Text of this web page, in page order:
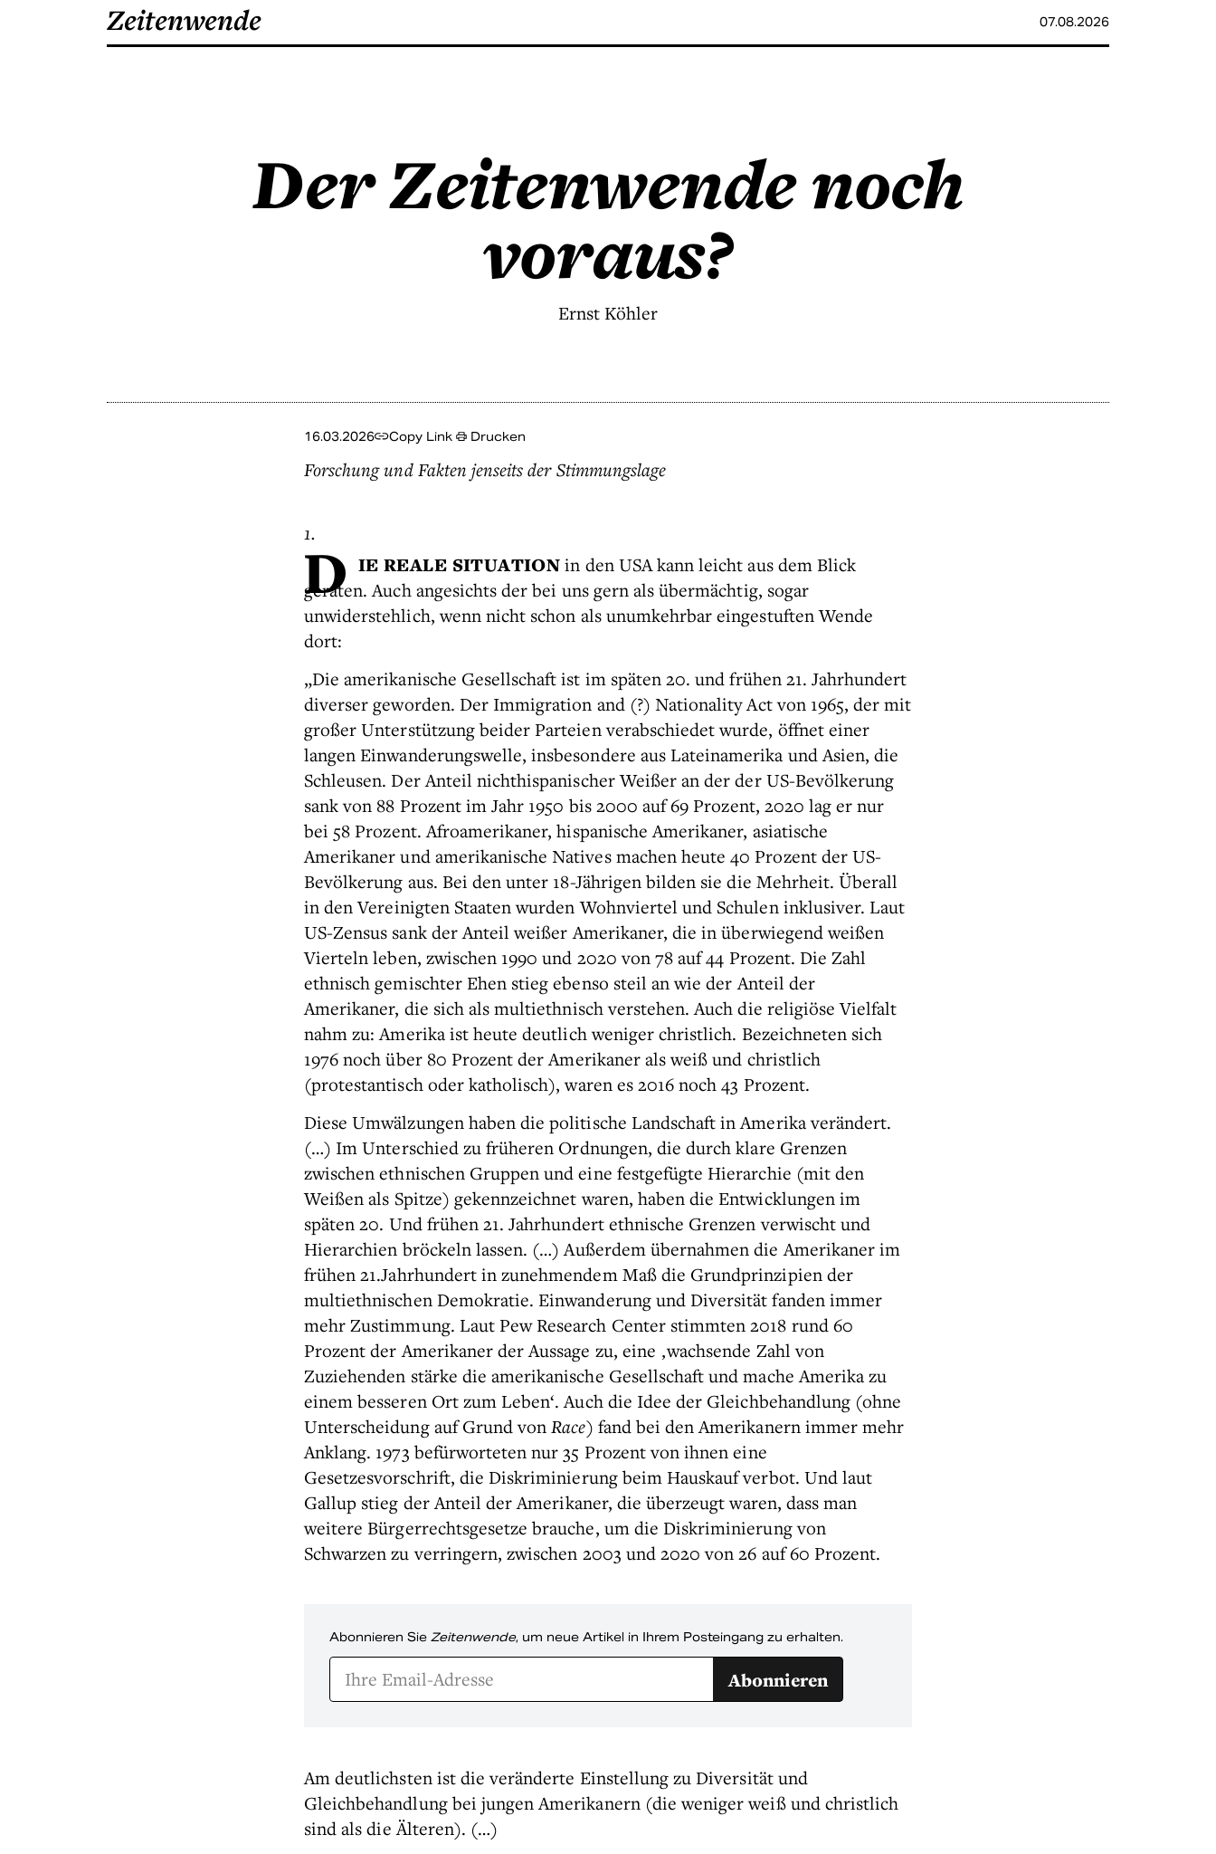
Zeitenwende 07.08.2026
Der Zeitenwende noch
voraus?
Ernst Köhler
16.03.2026 Copy Link Drucken
Forschung und Fakten jenseits der Stimmungslage
1.
D IE REALE SITUATIONin den USA kann leicht aus dem Blick
geraten. Auch angesichts der bei uns gern als übermächtig, sogar
unwiderstehlich, wenn nicht schon als unumkehrbar eingestuften Wende
dort:
„Die amerikanische Gesellschaft ist im späten 20. und frühen 21. Jahrhundert
diverser geworden. Der Immigration and (?) Nationality Act von 1965, der mit
großer Unterstützung beider Parteien verabschiedet wurde, öffnet einer
langen Einwanderungswelle, insbesondere aus Lateinamerika und Asien, die
Schleusen. Der Anteil nichthispanischer Weißer an der der US-Bevölkerung
sank von 88 Prozent im Jahr 1950 bis 2000 auf 69 Prozent, 2020 lag er nur
bei 58 Prozent. Afroamerikaner, hispanische Amerikaner, asiatische
Amerikaner und amerikanische Natives machen heute 40 Prozent der US-
Bevölkerung aus. Bei den unter 18-Jährigen bilden sie die Mehrheit. Überall
in den Vereinigten Staaten wurden Wohnviertel und Schulen inklusiver. Laut
US-Zensus sank der Anteil weißer Amerikaner, die in überwiegend weißen
Vierteln leben, zwischen 1990 und 2020 von 78 auf 44 Prozent. Die Zahl
ethnisch gemischter Ehen stieg ebenso steil an wie der Anteil der
Amerikaner, die sich als multiethnisch verstehen. Auch die religiöse Vielfalt
nahm zu: Amerika ist heute deutlich weniger christlich. Bezeichneten sich
1976 noch über 80 Prozent der Amerikaner als weiß und christlich
(protestantisch oder katholisch), waren es 2016 noch 43 Prozent.
Diese Umwälzungen haben die politische Landschaft in Amerika verändert.
(…) Im Unterschied zu früheren Ordnungen, die durch klare Grenzen
zwischen ethnischen Gruppen und eine festgefügte Hierarchie (mit den
Weißen als Spitze) gekennzeichnet waren, haben die Entwicklungen im
späten 20. Und frühen 21. Jahrhundert ethnische Grenzen verwischt und
Hierarchien bröckeln lassen. (…) Außerdem übernahmen die Amerikaner im
frühen 21.Jahrhundert in zunehmendem Maß die Grundprinzipien der
multiethnischen Demokratie. Einwanderung und Diversität fanden immer
mehr Zustimmung. Laut Pew Research Center stimmten 2018 rund 60
Prozent der Amerikaner der Aussage zu, eine ‚wachsende Zahl von
Zuziehenden stärke die amerikanische Gesellschaft und mache Amerika zu
einem besseren Ort zum Leben‘. Auch die Idee der Gleichbehandlung (ohne
Unterscheidung auf Grund vonRace) fand bei den Amerikanern immer mehr
Anklang. 1973 befürworteten nur 35 Prozent von ihnen eine
Gesetzesvorschrift, die Diskriminierung beim Hauskauf verbot. Und laut
Gallup stieg der Anteil der Amerikaner, die überzeugt waren, dass man
weitere Bürgerrechtsgesetze brauche, um die Diskriminierung von
Schwarzen zu verringern, zwischen 2003 und 2020 von 26 auf 60 Prozent.
Abonnieren Sie Zeitenwende, um neue Artikel in Ihrem Posteingang zu erhalten.
Abonnieren
Am deutlichsten ist die veränderte Einstellung zu Diversität und
Gleichbehandlung bei jungen Amerikanern (die weniger weiß und christlich
sind als die Älteren). (…)